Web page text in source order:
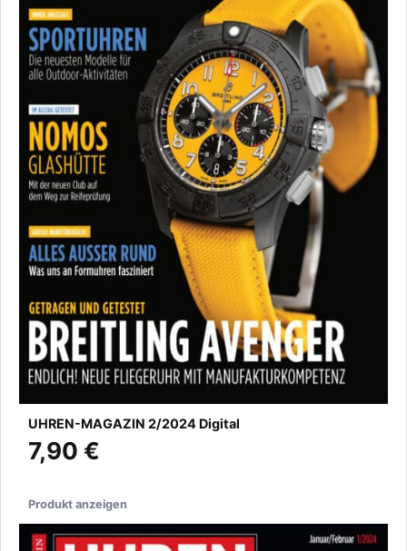
UHREN-MAGAZIN 2/2024 Digital
7,90 €
Produkt anzeigen